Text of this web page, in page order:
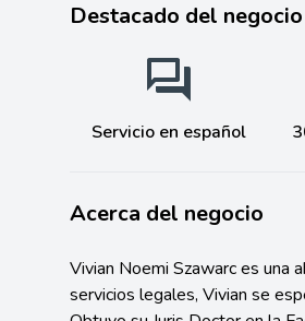
Destacado del negocio
Servicio en español
Acerca del negocio
Vivian Noemi Szawarc es una
servicios legales, Vivian se